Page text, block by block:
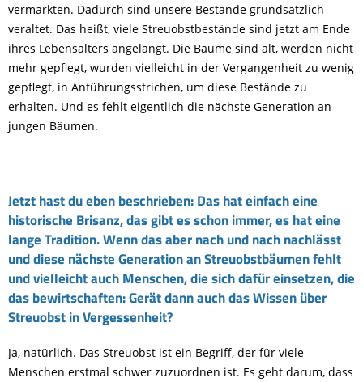
vermarkten. Dadurch sind unsere Bestände grundsätzlich
veraltet. Das heißt, viele Streuobstbestände sind jetzt am Ende
ihres Lebensalters angelangt. Die Bäume sind alt, werden nicht
mehr gepflegt, wurden vielleicht in der Vergangenheit zu wenig
gepflegt, in Anführungsstrichen, um diese Bestände zu
erhalten. Und es fehlt eigentlich die nächste Generation an
jungen Bäumen.
Jetzt hast du eben beschrieben: Das hat einfach eine
historische Brisanz, das gibt es schon immer, es hat eine
lange Tradition. Wenn das aber nach und nach nachlässt
und diese nächste Generation an Streuobstbäumen fehlt
und vielleicht auch Menschen, die sich dafür einsetzen, die
das bewirtschaften: Gerät dann auch das Wissen über
Streuobst in Vergessenheit?
Ja, natürlich. Das Streuobst ist ein Begriff, der für viele
Menschen erstmal schwer zuzuordnen ist. Es geht darum, dass